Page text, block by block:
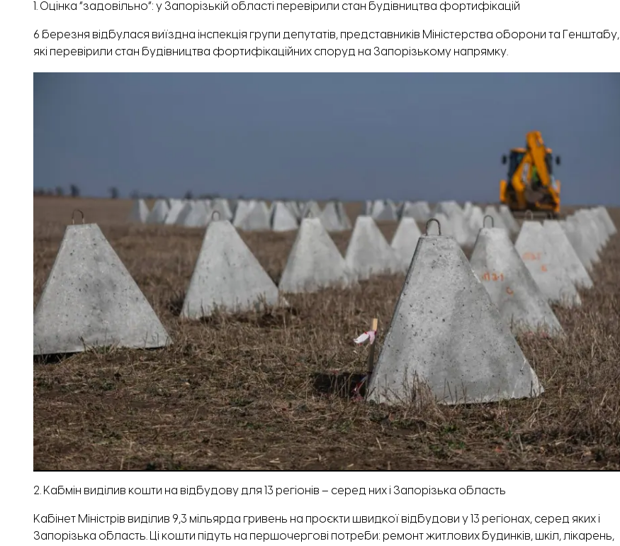
1. Оцінка “задовільно”: у Запорізькій області перевірили стан будівництва фортифікацій
6 березня відбулася виїздна інспекція групи депутатів, представників Міністерства оборони та Генштабу,
які перевірили стан будівництва фортифікаційних споруд на Запорізькому напрямку.
2. Кабмін виділив кошти на відбудову для 13 регіонів – серед них і Запорізька область
Кабінет Міністрів виділив 9,3 мільярда гривень на проєкти швидкої відбудови у 13 регіонах, серед яких і
Запорізька область. Ці кошти підуть на першочергові потреби: ремонт житлових будинків, шкіл, лікарень,